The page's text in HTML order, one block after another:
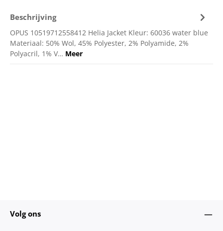
Beschrijving
OPUS 10519712558412 Helia Jacket Kleur: 60036 water blue
Materiaal: 50% Wol, 45% Polyester, 2% Polyamide, 2%
Polyacril, 1% V… Meer
Volg ons